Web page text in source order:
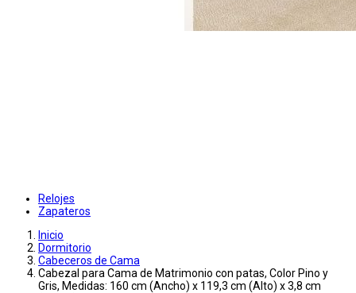
Relojes
Zapateros
Inicio
Dormitorio
Cabeceros de Cama
Cabezal para Cama de Matrimonio con patas, Color Pino y
Gris, Medidas: 160 cm (Ancho) x 119,3 cm (Alto) x 3,8 cm